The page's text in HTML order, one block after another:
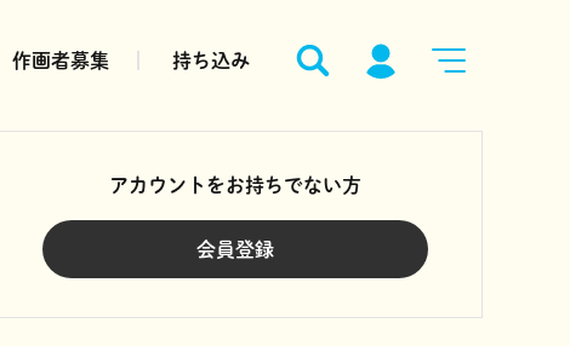
作画者募集 持ち込み
アカウントをお持ちでない方
会員登録